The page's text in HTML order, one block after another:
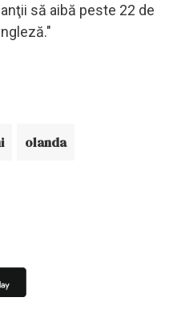
să aibă peste 22 de
olanda